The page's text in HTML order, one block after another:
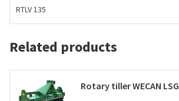
RTLV 135
Related products
Rotary tiller WECAN LSG